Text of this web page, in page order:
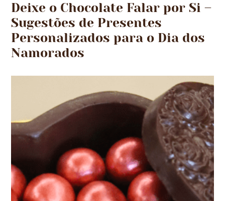
Deixe o Chocolate Falar por Si –
Sugestões de Presentes
Personalizados para o Dia dos
Namorados